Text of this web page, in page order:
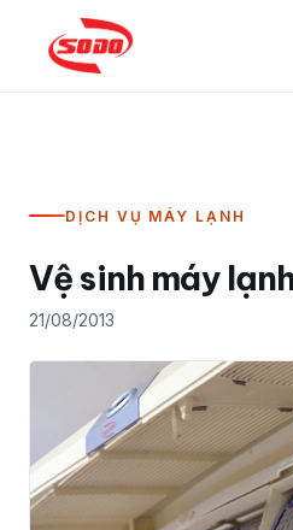
DỊCH VỤ MÁY LẠNH
Vệ sinh máy
21/08/2013